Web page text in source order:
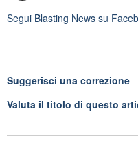
Segui Blasting News su
Suggerisci una correzione
Valuta il titolo di questo